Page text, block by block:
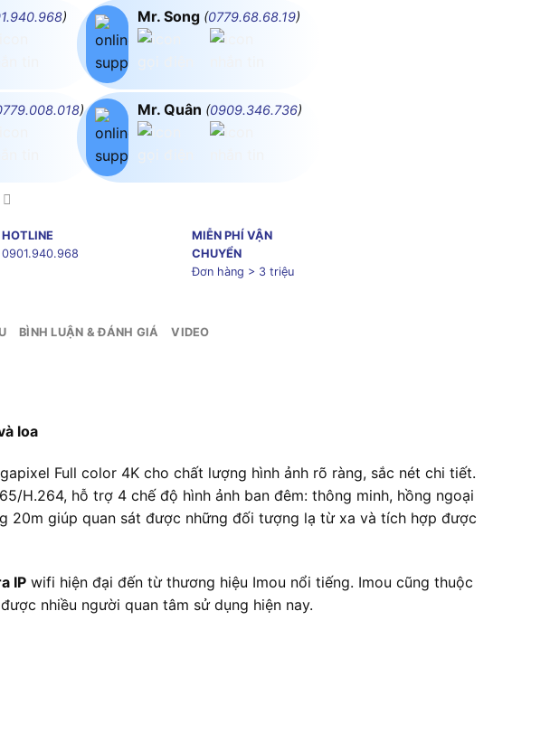
)
)
Mr. Song (0779.68.68.19)
Mr. Quân (0909.346.736)
HOTLINE
0901.940.968
MIỄN PHÍ VẬN
CHUYỂN
Đơn hàng > 3 triệu
BÌNH LUẬN & ĐÁNH GIÁ VIDEO
loa
Full color 4K cho chất lượng hình ảnh rõ ràng, sắc nét chi tiết.
H.264, hỗ trợ 4 chế độ hình ảnh ban đêm: thông minh, hồng ngoại
20m giúp quan sát được những đối tượng lạ từ xa và tích hợp được
IP wifi hiện đại đến từ thương hiệu Imou nổi tiếng. Imou cũng thuộc
nhiều người quan tâm sử dụng hiện nay.